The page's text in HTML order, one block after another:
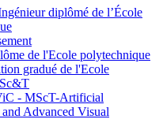
diplômé de l’École
de l'Ecole polytechnique
gradué de l'Ecole
- MScT-Artificial
Advanced Visual